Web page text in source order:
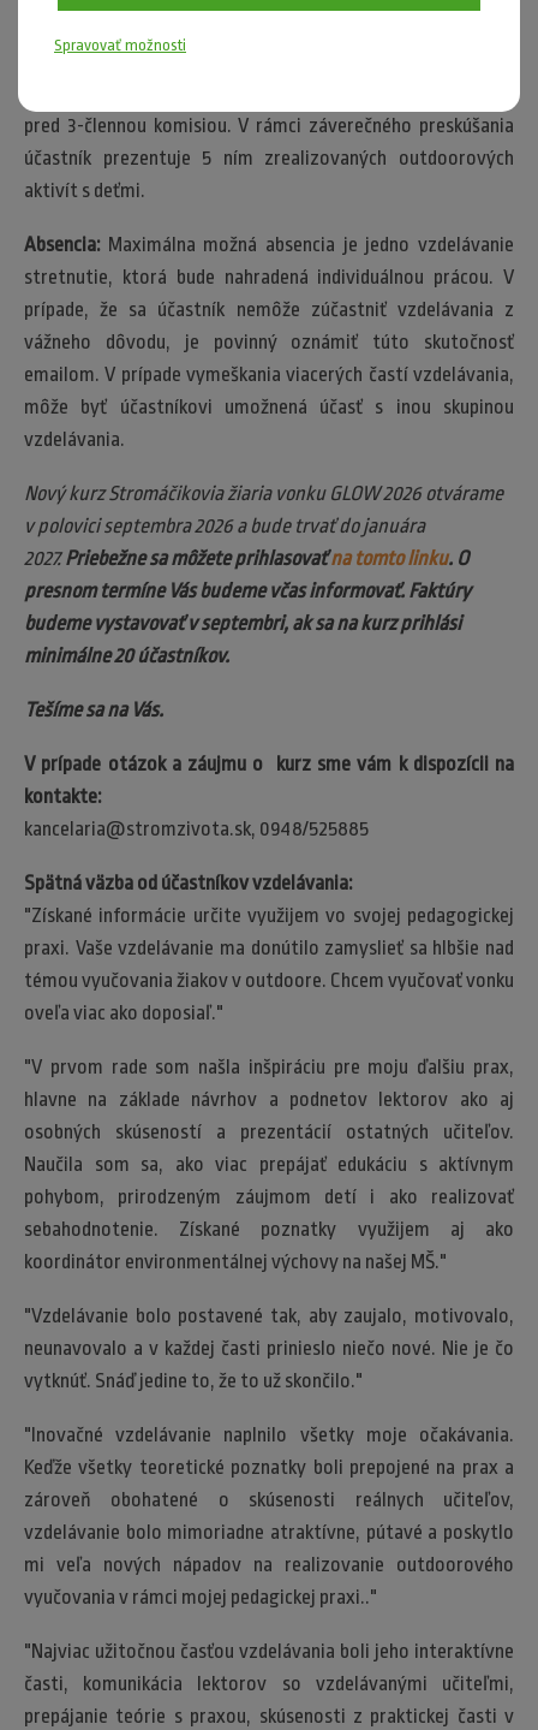
internetové pripojenie a zapnutú kameru počas každého
pred 3-člennou komisiou. V rámci záverečného preskúšania
účastník prezentuje 5 ním zrealizovaných outdoorových
aktivít s deťmi.
Absencia: Maximálna možná absencia je jedno vzdelávanie
stretnutie, ktorá bude nahradená individuálnou prácou. V
prípade, že sa účastník nemôže zúčastniť vzdelávania z
vážneho dôvodu, je povinný oznámiť túto skutočnosť
emailom. V prípade vymeškania viacerých častí vzdelávania,
môže byť účastníkovi umožnená účasť s inou skupinou
vzdelávania.
Nový kurz Stromáčikovia žiaria vonku GLOW 2026 otvárame
v polovici septembra 2026 a bude trvať do januára
2027.Priebežne sa môžete prihlasovaťna tomto linku. O
presnom termíne Vás budeme včas informovať. Faktúry
budeme vystavovať v septembri, ak sa na kurz prihlási
minimálne 20 účastníkov.
Tešíme sa na Vás.
V prípade otázok a záujmu o kurz sme vám k dispozícii na
kontakte:
kancelaria@stromzivota.sk, 0948/525885
Spätná väzba od účastníkov vzdelávania:
"Získané informácie určite využijem vo svojej pedagogickej
praxi. Vaše vzdelávanie ma donútilo zamyslieť sa hlbšie nad
témou vyučovania žiakov v outdoore. Chcem vyučovať vonku
oveľa viac ako doposiaľ."
"V prvom rade som našla inšpiráciu pre moju ďalšiu prax,
hlavne na základe návrhov a podnetov lektorov ako aj
osobných skúseností a prezentácií ostatných učiteľov.
Naučila som sa, ako viac prepájať edukáciu s aktívnym
pohybom, prirodzeným záujmom detí i ako realizovať
sebahodnotenie. Získané poznatky využijem aj ako
koordinátor environmentálnej výchovy na našej MŠ."
"Vzdelávanie bolo postavené tak, aby zaujalo, motivovalo,
neunavovalo a v každej časti prinieslo niečo nové. Nie je čo
vytknúť. Snáď jedine to, že to už skončilo."
"Inovačné vzdelávanie naplnilo všetky moje očakávania.
Keďže všetky teoretické poznatky boli prepojené na prax a
zároveň obohatené o skúsenosti reálnych učiteľov,
vzdelávanie bolo mimoriadne atraktívne, pútavé a poskytlo
mi veľa nových nápadov na realizovanie outdoorového
vyučovania v rámci mojej pedagickej praxi.."
"Najviac užitočnou časťou vzdelávania boli jeho interaktívne
časti, komunikácia lektorov so vzdelávanými učiteľmi,
prepájanie teórie s praxou, skúsenosti z praktickej časti v
Spravovať možnosti